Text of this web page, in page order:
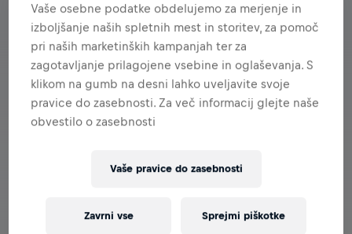
OGLEJTE SI EKIPE V APLIKACIJI
raziskujte vse o ekipah v aplikaciji—pogovarjajte se,
Vaše osebne podatke obdelujemo za merjenje in
izboljšanje naših spletnih mest in storitev, za pomoč
pri naših marketinških kampanjah ter za
zagotavljanje prilagojene vsebine in oglaševanja. S
klikom na gumb na desni lahko uveljavite svoje
pravice do zasebnosti. Za več informacij glejte naše
obvestilo o zasebnosti
Vaše pravice do zasebnosti
Zavrni vse Sprejmi piškotke